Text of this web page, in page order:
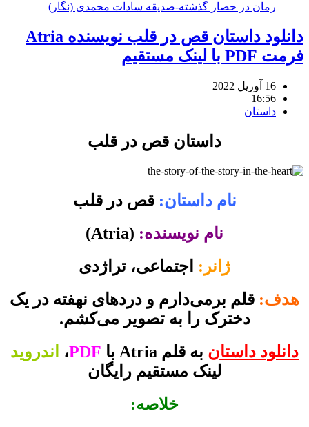
رمان در حصار گذشته-صدیقه سادات محمدی (نگار)
دانلود داستان قص در قلب نویسنده Atria
فرمت PDF با لینک مستقیم
16 آوریل 2022
16:56
داستان
داستان قص در قلب
نام داستان: قص در قلب
نام نویسنده: (Atria)
ژانر: اجتماعی، تراژدی
هدف: قلم برمی‌دارم و دردهای نهفته در یک
دخترک را به تصویر می‌کشم.
دانلود داستان به قلم Atria با PDF،
اندروید
لینک مستقیم رایگان
خلاصه: